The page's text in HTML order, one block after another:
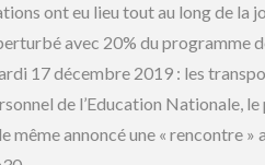
ont eu lieu tout au long de la
avec 20% du programme
17 décembre 2019 : les
de l’Education Nationale,
même annoncé une « rencontre